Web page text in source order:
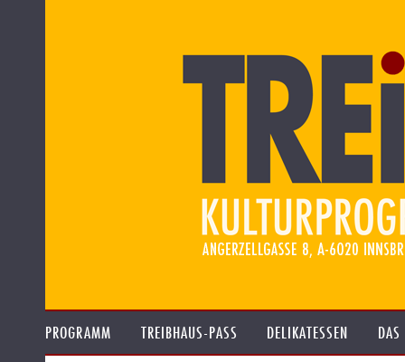
PROGRAMM TREIBHAUS-PASS DELIKATESSEN